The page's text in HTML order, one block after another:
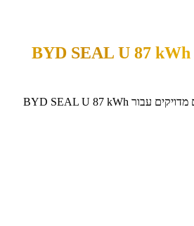
BYD SEAL U 87 kWh
מדויקים עבור BYD SEAL U 87 kWh